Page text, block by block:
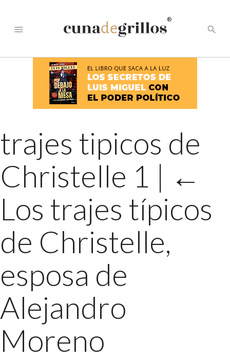
menu
®
search
trajes tipicos de
Christelle 1 | ←
Los trajes típicos
de Christelle,
esposa de
Alejandro
Moreno